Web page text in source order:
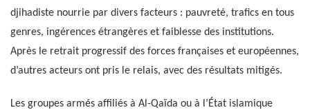
djihadiste nourrie par divers facteurs : pauvreté, trafics en tous
genres, ingérences étrangères et faiblesse des institutions.
Après le retrait progressif des forces françaises et européennes,
d’autres acteurs ont pris le relais, avec des résultats mitigés.
Les groupes armés affiliés à Al-Qaïda ou à l’État islamique